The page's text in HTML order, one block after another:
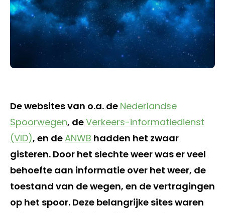
De websites van o.a. de Nederlandse
Spoorwegen, deVerkeers-informatiedienst
(VID), en deANWB hadden het zwaar
gisteren. Door het slechte weer was er veel
behoefte aan informatie over het weer, de
toestand van de wegen, en de vertragingen
op het spoor. Deze belangrijke sites waren